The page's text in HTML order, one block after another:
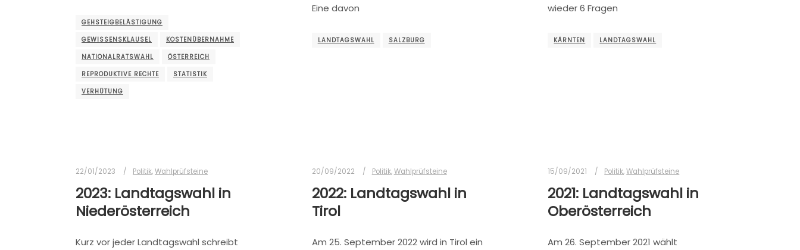
GEHSTEIGBELÄSTIGUNG
GEWISSENSKLAUSEL
KOSTENÜBERNAHME
NATIONALRATSWAHL
ÖSTERREICH
REPRODUKTIVE RECHTE
STATISTIK
VERHÜTUNG
Eine davon
LANDTAGSWAHL SALZBURG
wieder 6 Fragen
KÄRNTEN LANDTAGSWAHL
22/01/2023 Politik,Wahlprüfsteine
2023: Landtagswahl in
Niederösterreich
Kurz vor jeder Landtagswahl schreibt
20/09/2022 Politik,Wahlprüfsteine
2022: Landtagswahl in
Tirol
Am 25. September 2022 wird in Tirol ein
15/09/2021 Politik,Wahlprüfsteine
2021: Landtagswahl in
Oberösterreich
Am 26. September 2021 wählt